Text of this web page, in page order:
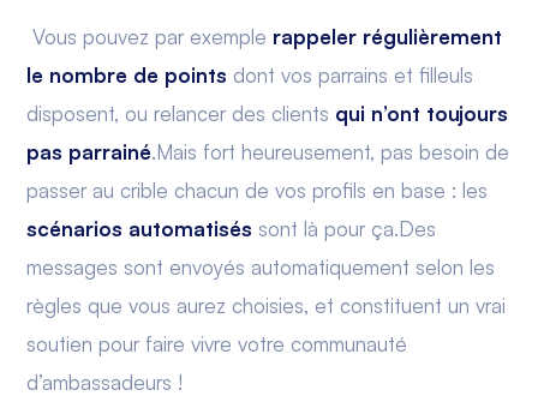
Vous pouvez par exemple rappeler régulièrement
le nombre de points dont vos parrains et filleuls
disposent, ou relancer des clients qui n’ont toujours
pas parrainé.Mais fort heureusement, pas besoin de
passer au crible chacun de vos profils en base : les
scénarios automatisés sont là pour ça.Des
messages sont envoyés automatiquement selon les
règles que vous aurez choisies, et constituent un vrai
soutien pour faire vivre votre communauté
d’ambassadeurs !